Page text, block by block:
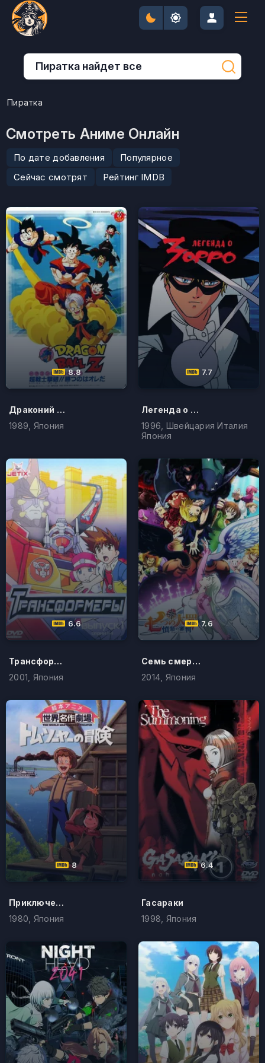
Пиратка
Смотреть Аниме Онлайн
По дате добавления
Популярное
Сейчас смотрят
Рейтинг IMDB
8.8
Драконий жемчуг Зет
1989, Япония
7.7
Легенда о Зорро
1996, Швейцария Италия
Япония
6.6
Трансформеры
2001, Япония
7.6
Семь смертных грехов
2014, Япония
8
Приключения Тома Сойера
1980, Япония
6.4
Гасараки
1998, Япония